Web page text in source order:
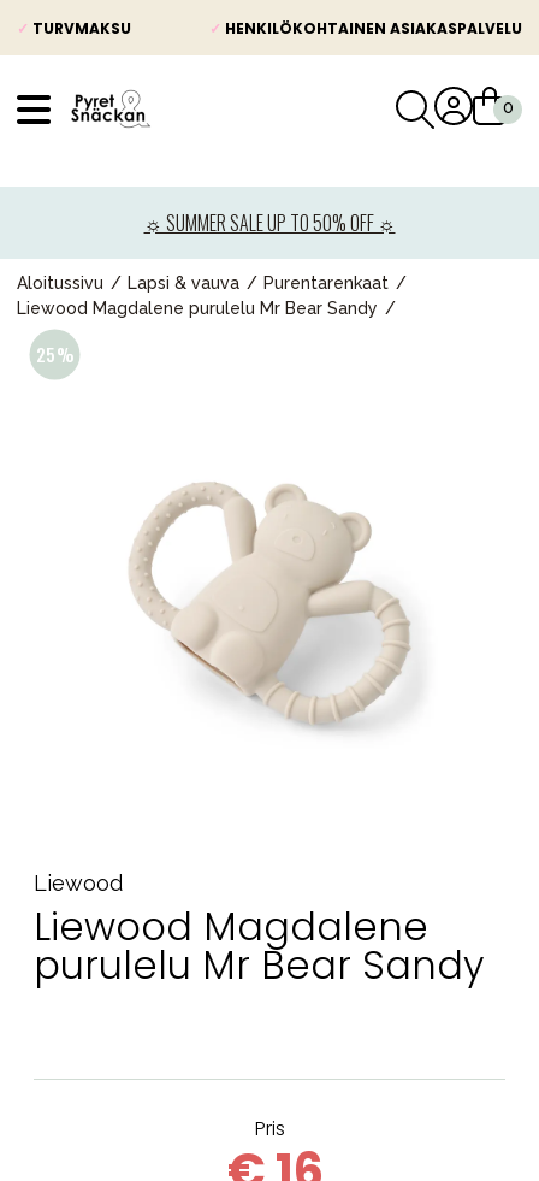
✓ TURVMAKSU ✓ HENKILÖKOHTAINEN ASIAKASPALVELU
☼ SUMMER SALE UP TO 50% OFF ☼
Aloitussivu Lapsi & vauva
Purentarenkaat
Liewood Magdalene purulelu Mr Bear Sandy
Liewood
Liewood Magdalene
purulelu Mr Bear Sandy
Pris
Lastenvaunut
Lasten turvaistuimet
Huonekalut & vuodevaatteet
Tarvikkeet
Varaosat
Kampanjat
Lahjavinkkejä
Suosikit
Aurinko ja uinti
Ota meihin yhteyttä osoitteessa